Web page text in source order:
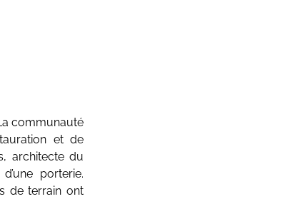
communauté
et de
architecte du
porterie.
de terrain ont